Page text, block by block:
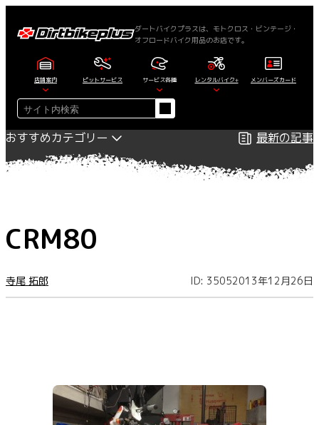
ダートバイクプラスは、モトクロス・ビンテージ・
オフロードバイク用品のお店です。
店舗案内 ピットサービス サービス各種 レンタルバイク+ メンバーズカード
検
索
おすすめカテゴリー
最新の記事
CRM80
寺尾 拓郎 ID: 35052013年12月26日